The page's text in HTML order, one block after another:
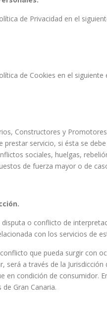
de Privacidad en el
de Cookies en el
Constructores y
prestar servicio, si ésta se
sociales, huelgas,
de fuerza mayor o de
disputa o conflicto de
con los servicios de
que pueda surgir con
será a través de la
en condición de consumidor.
Gran Canaria.